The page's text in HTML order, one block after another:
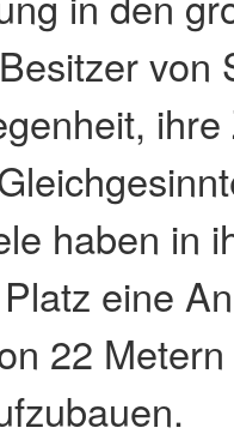
von
haben in
eine
22